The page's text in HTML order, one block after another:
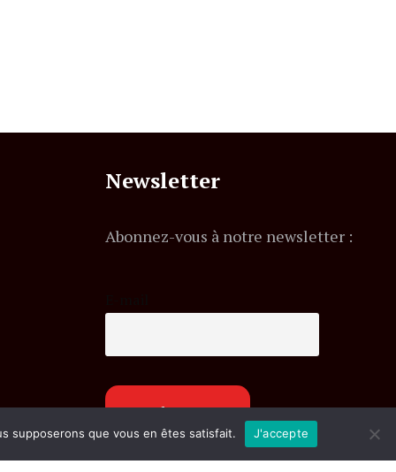
Newsletter
Abonnez-vous à notre newsletter :
supposerons que vous en êtes satisfait. J'accepte